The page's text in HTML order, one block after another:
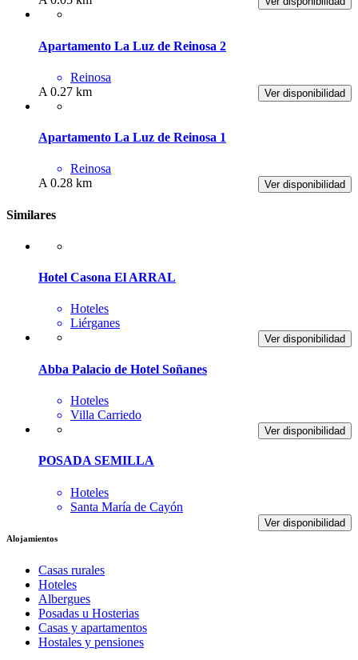
Apartamento La Luz de Reinosa 2
Reinosa
Ver disponibilidad
A 0.27 km
Apartamento La Luz de Reinosa 1
Reinosa
Ver disponibilidad
A 0.28 km
Similares
Hotel Casona El ARRAL
Hoteles
Liérganes
Ver disponibilidad
Abba Palacio de Hotel Soñanes
Hoteles
Villa Carriedo
Ver disponibilidad
POSADA SEMILLA
Hoteles
Santa María de Cayón
Ver disponibilidad
Alojamientos
Casas rurales
Hoteles
Albergues
Posadas u Hosterias
Casas y apartamentos
Hostales y pensiones